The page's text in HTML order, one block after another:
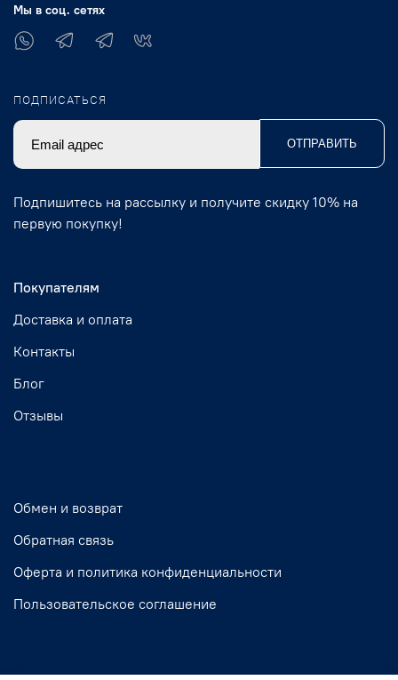
Покупателям
Доставка и оплата
Контакты
Блог
Отзывы
Обмен и возврат
Обратная связь
Оферта и политика конфиденциальности
Пользовательское соглашение
Мы в соц. сетях
ПОДПИСАТЬСЯ
ОТПРАВИТЬ
Подпишитесь на рассылку и получите скидку 10% на
первую покупку!